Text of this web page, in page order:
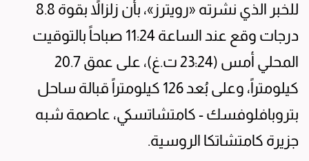
للخبر الذي نشرته «رويترز»، بأن زلزالاً بقوة 8.8
درجات وقع عند الساعة 11:24 صباحاً بالتوقيت
المحلي أمس (23:24 ت.غ)، على عمق 20.7
كيلومتراً، وعلى بُعد 126 كيلومتراً قبالة ساحل
بتروبافلوفسك - كامتشاتسكي، عاصمة شبه
جزيرة كامتشاتكا الروسية.